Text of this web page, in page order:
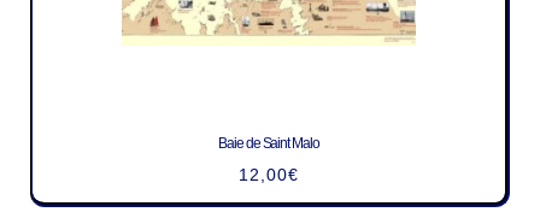
Baie de Saint Malo
12,00€